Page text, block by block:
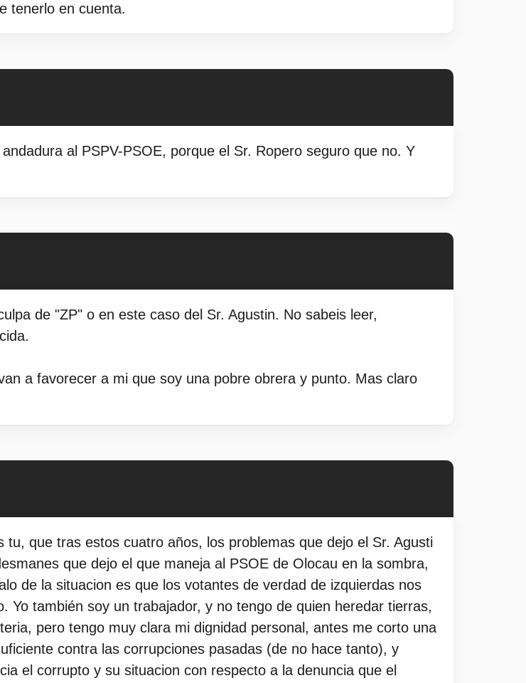
tenerlo en cuenta.
al PSPV-PSOE, porque el Sr. Ropero seguro que no. Y
de "ZP" o en este caso del Sr. Agustin. No sabeis leer,
a favorecer a mi que soy una pobre obrera y punto. Mas claro
que tras estos cuatro años, los problemas que dejo el Sr. Agusti
que dejo el que maneja al PSOE de Olocau en la sombra,
de la situacion es que los votantes de verdad de izquierdas nos
Yo también soy un trabajador, y no tengo de quien heredar tierras,
pero tengo muy clara mi dignidad personal, antes me corto una
contra las corrupciones pasadas (de no hace tanto), y
el corrupto y su situacion con respecto a la denuncia que el